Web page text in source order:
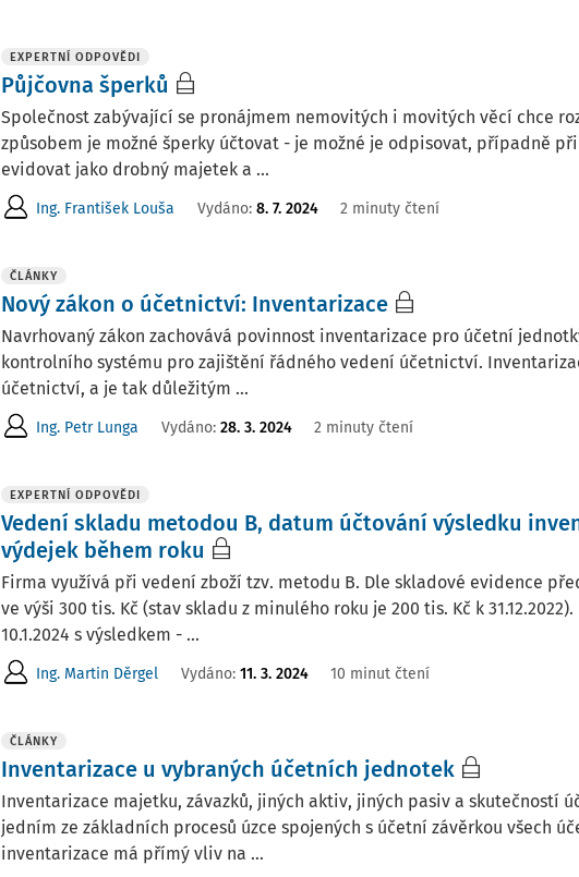
EXPERTNÍ ODPOVĚDI
Půjčovna šperků
Společnost zabývající se pronájmem nemovitých i movitých věcí chce
způsobem je možné šperky účtovat - je možné je odpisovat, případně
evidovat jako drobný majetek a ...
Ing. František Louša Vydáno: 8. 7. 2024 2 minuty čtení
ČLÁNKY
Nový zákon o účetnictví: Inventarizace
Navrhovaný zákon zachovává povinnost inventarizace pro účetní
kontrolního systému pro zajištění řádného vedení účetnictví.
účetnictví, a je tak důležitým ...
Ing. Petr Lunga Vydáno: 28. 3. 2024 2 minuty čtení
EXPERTNÍ ODPOVĚDI
Vedení skladu metodou B, datum účtování výsledku
výdejek během roku
Firma využívá při vedení zboží tzv. metodu B. Dle skladové evidence
ve výši 300 tis. Kč (stav skladu z minulého roku je 200 tis. Kč k
10.1.2024 s výsledkem - ...
Ing. Martin Děrgel Vydáno: 11. 3. 2024 10 minut čtení
ČLÁNKY
Inventarizace u vybraných účetních jednotek
Inventarizace majetku, závazků, jiných aktiv, jiných pasiv a skutečností
jedním ze základních procesů úzce spojených s účetní závěrkou všech
inventarizace má přímý vliv na ...